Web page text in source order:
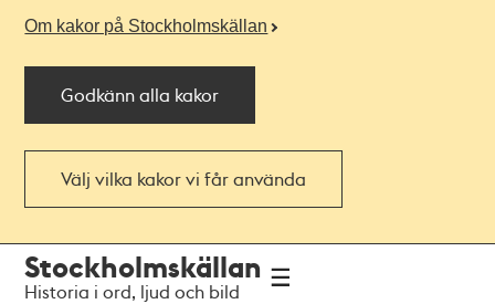
Om kakor på Stockholmskällan
Godkänn alla kakor
Välj vilka kakor vi får använda
navigationen
huvudinnehållet
Stockholmskällan
Historia i ord, ljud och bild